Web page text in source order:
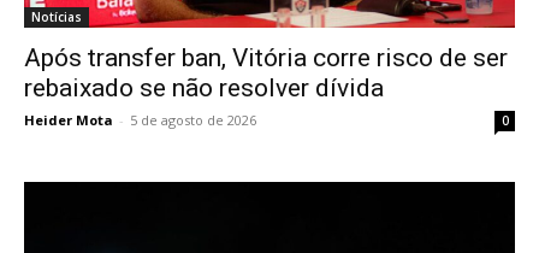
Notícias
Após transfer ban, Vitória corre risco de ser
rebaixado se não resolver dívida
Heider Mota - 5 de agosto de 2026 0